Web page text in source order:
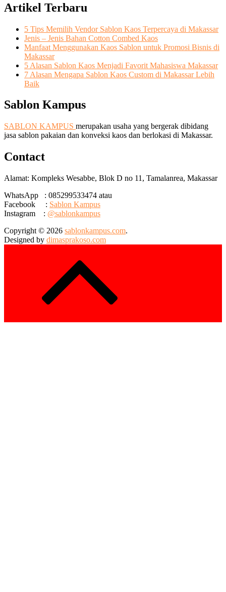
Artikel Terbaru
5 Tips Memilih Vendor Sablon Kaos Terpercaya di Makassar
Jenis – Jenis Bahan Cotton Combed Kaos
Manfaat Menggunakan Kaos Sablon untuk Promosi Bisnis di
Makassar
5 Alasan Sablon Kaos Menjadi Favorit Mahasiswa Makassar
7 Alasan Mengapa Sablon Kaos Custom di Makassar Lebih
Baik
Sablon Kampus
SABLON KAMPUS merupakan usaha yang bergerak dibidang
jasa sablon pakaian dan konveksi kaos dan berlokasi di Makassar.
Contact
Alamat: Kompleks Wesabbe, Blok D no 11, Tamalanrea, Makassar
WhatsApp : 085299533474 atau
Facebook : Sablon Kampus
Instagram : @sablonkampus
Copyright © 2026 sablonkampus.com.
Designed by dimasprakoso.com